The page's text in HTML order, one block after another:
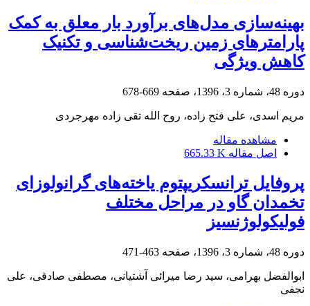
بهینه‌سازی مدل‌های برآورد بار معلق به کمک
پارامترهای زمین ریخت‌شناسی و تکنیک
کاهش ویژگی
دوره 48، شماره 3، 1396، صفحه 669-678
مریم اسدی، علی فتح زاده، روح الله تقی زاده مهرجردی
مشاهده مقاله
اصل مقاله 665.33 K
پروفایل ترانسکریپتوم یاخته‌های گرانولوزای
تخمدان گاو در مراحل مختلف
فولیکولوژنسیز
دوره 48، شماره 3، 1396، صفحه 463-471
ابوالفضل بهرامی، سید رضا میرائی آشتیانی، مصطفی صادقی، علی
نجفی